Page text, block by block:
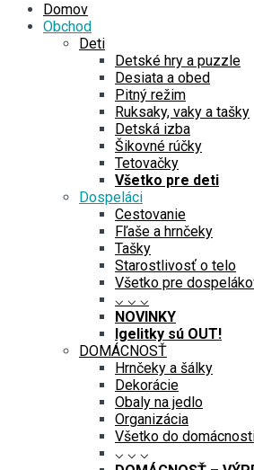
Domov
Obchod
Deti
Detské hry a puzzle
Desiata a obed
Pitný režim
Ruksaky, vaky a tašky
Detská izba
Šikovné rúčky
Tetovačky
Všetko pre deti
Dospeláci
Cestovanie
Fľaše a hrnčeky
Tašky
Starostlivosť o telo
Všetko pre
⌵ ⌵ ⌵
NOVINKY
Igelitky sú OUT!
DOMÁCNOSŤ
Hrnčeky a šálky
Dekorácie
Obaly na jedlo
Organizácia
Všetko do
⌵ ⌵ ⌵